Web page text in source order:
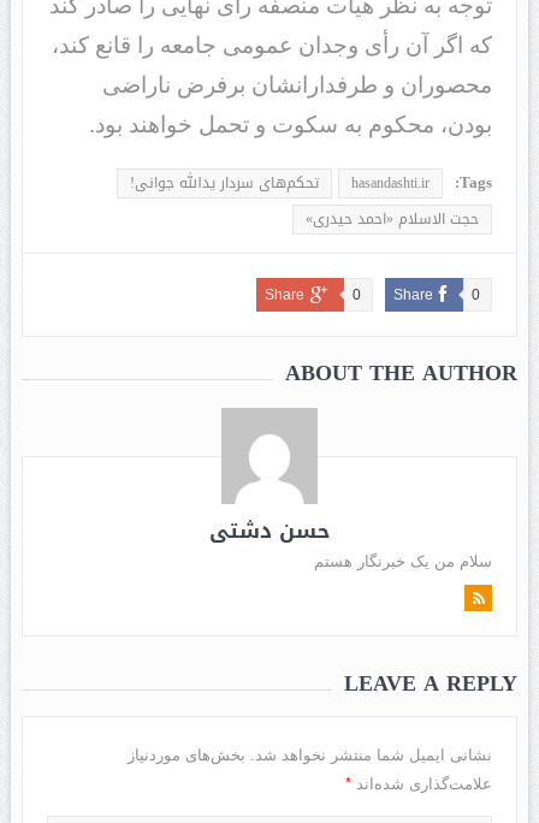
توجه به نظر هیات منصفه رأی نهایی را صادر کند
که اگر آن رأی وجدان عمومی جامعه را قانع کند،
محصوران و طرفدارانشان برفرض ناراضی
بودن، محکوم به سکوت و تحمل خواهند بود.
Tags:
hasandashti.ir
تحکم‌های سردار یدالله جوانی!
حجت الاسلام «احمد حیدری»
Share 0
Share 0
ABOUT THE AUTHOR
حسن دشتی
سلام من یک خبرنگار هستم
LEAVE A REPLY
نشانی ایمیل شما منتشر نخواهد شد. بخش‌های موردنیاز
علامت‌گذاری شده‌اند *